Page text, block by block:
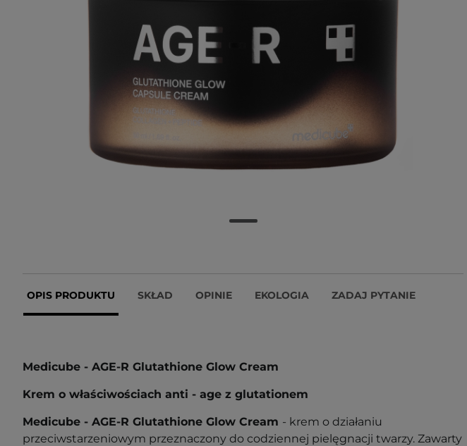
OPIS PRODUKTU SKŁAD OPINIE EKOLOGIA ZADAJ PYTANIE
Medicube - AGE-R Glutathione Glow Cream
Krem o właściwościach anti - age z glutationem
Medicube - AGE-R Glutathione Glow Cream - krem o działaniu
przeciwstarzeniowym przeznaczony do codziennej pielęgnacji twarzy. Zawarty